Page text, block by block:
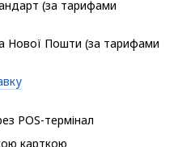
(за тарифами
Нової Пошти (за тарифами
POS-термінал
карткою